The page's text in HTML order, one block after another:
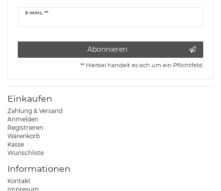
E-MAIL **
Newsletter
Abonnieren
** Hierbei handelt es sich um ein Pflichtfeld.
Einkaufen
Zahlung & Versand
Anmelden
Registrieren
Warenkorb
Kasse
Wunschliste
Informationen
Kontakt
Impresum